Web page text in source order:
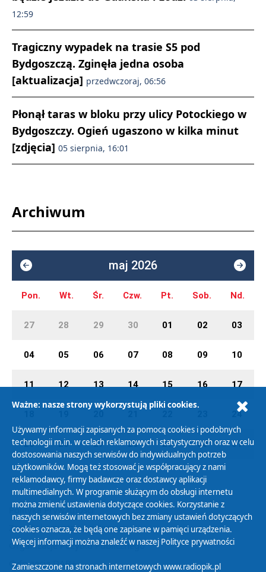
12:59
Tragiczny wypadek na trasie S5 pod
Bydgoszczą. Zginęła jedna osoba
[aktualizacja] przedwczoraj, 06:56
Płonął taras w bloku przy ulicy Potockiego w
Bydgoszczy. Ogień ugaszono w kilka minut
[zdjęcia] 05 sierpnia, 16:01
Archiwum
maj 2026
Pon. Wt. Śr. Czw. Pt. Sob. Nd.
27 28 29 30 01 02 03
04 05 06 07 08 09 10
11 12 13 14 15 16 17
24
25 26 27 28 29 30 31
Polityka Prywatności
Zasady korzystania z Serwisu
Organizacje Pożytku Publicznego
Cyfryzacja DAB+
Ważne: nasze strony wykorzystują pliki cookies.
Używamy informacji zapisanych za pomocą cookies i podobnych
technologii m.in. w celach reklamowych i statystycznych oraz w celu
dostosowania naszych serwisów do indywidualnych potrzeb
użytkowników. Mogą też stosować je współpracujący z nami
reklamodawcy, firmy badawcze oraz dostawcy aplikacji
multimedialnych. W programie służącym do obsługi internetu
można zmienić ustawienia dotyczące cookies. Korzystanie z
naszych serwisów internetowych bez zmiany ustawień dotyczących
cookies oznacza, że będą one zapisane w pamięci urządzenia.
Więcej informacji można znaleźć w naszej Polityce prywatności
Zamieszczone na stronach internetowych www.radiopik.pl